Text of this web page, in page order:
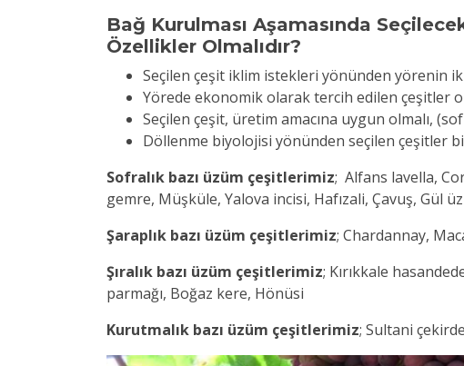
Bağ Kurulması Aşamasında
Özellikler Olmalıdır?
Seçilen çeşit iklim istekleri yönünden yörenin
Yörede ekonomik olarak tercih edilen çeşitler
Seçilen çeşit, üretim amacına uygun olmalı,
Döllenme biyolojisi yönünden seçilen çeşitler
Sofralık bazı üzüm çeşitlerimiz; Alfans lavella,
gemre, Müşküle, Yalova incisi, Hafızali, Çavuş, Gül
Şaraplık bazı üzüm çeşitlerimiz; Chardannay,
Şıralık bazı üzüm çeşitlerimiz; Kırıkkale
parmağı, Boğaz kere, Hönüsi
Kurutmalık bazı üzüm çeşitlerimiz; Sultani